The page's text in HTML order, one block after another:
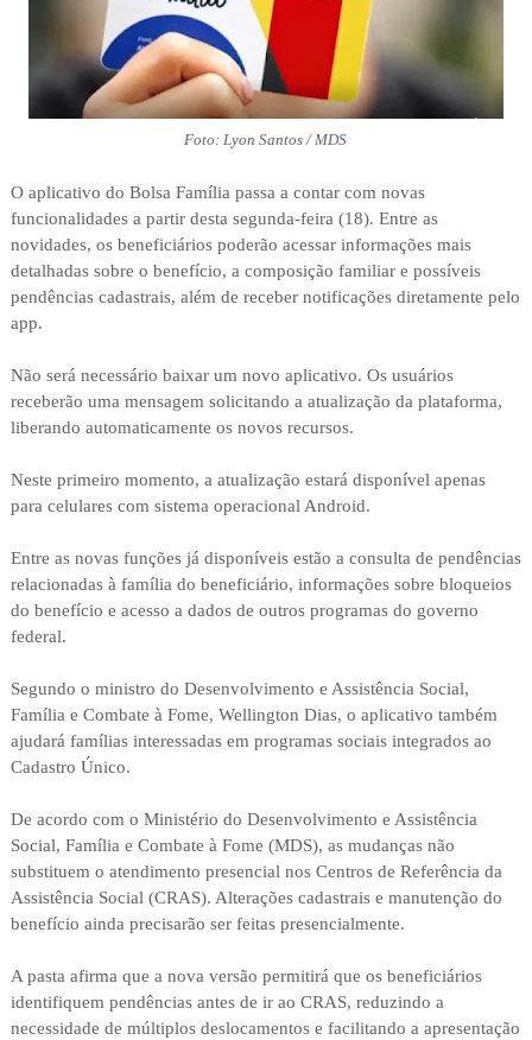
Foto: Lyon Santos / MDS
O aplicativo do Bolsa Família passa a contar com novas
funcionalidades a partir desta segunda-feira (18). Entre as
novidades, os beneficiários poderão acessar informações mais
detalhadas sobre o benefício, a composição familiar e possíveis
pendências cadastrais, além de receber notificações diretamente pelo
app.
Não será necessário baixar um novo aplicativo. Os usuários
receberão uma mensagem solicitando a atualização da plataforma,
liberando automaticamente os novos recursos.
Neste primeiro momento, a atualização estará disponível apenas
para celulares com sistema operacional Android.
Entre as novas funções já disponíveis estão a consulta de pendências
relacionadas à família do beneficiário, informações sobre bloqueios
do benefício e acesso a dados de outros programas do governo
federal.
Segundo o ministro do Desenvolvimento e Assistência Social,
Família e Combate à Fome, Wellington Dias, o aplicativo também
ajudará famílias interessadas em programas sociais integrados ao
Cadastro Único.
De acordo com o Ministério do Desenvolvimento e Assistência
Social, Família e Combate à Fome (MDS), as mudanças não
substituem o atendimento presencial nos Centros de Referência da
Assistência Social (CRAS). Alterações cadastrais e manutenção do
benefício ainda precisarão ser feitas presencialmente.
A pasta afirma que a nova versão permitirá que os beneficiários
identifiquem pendências antes de ir ao CRAS, reduzindo a
necessidade de múltiplos deslocamentos e facilitando a apresentação